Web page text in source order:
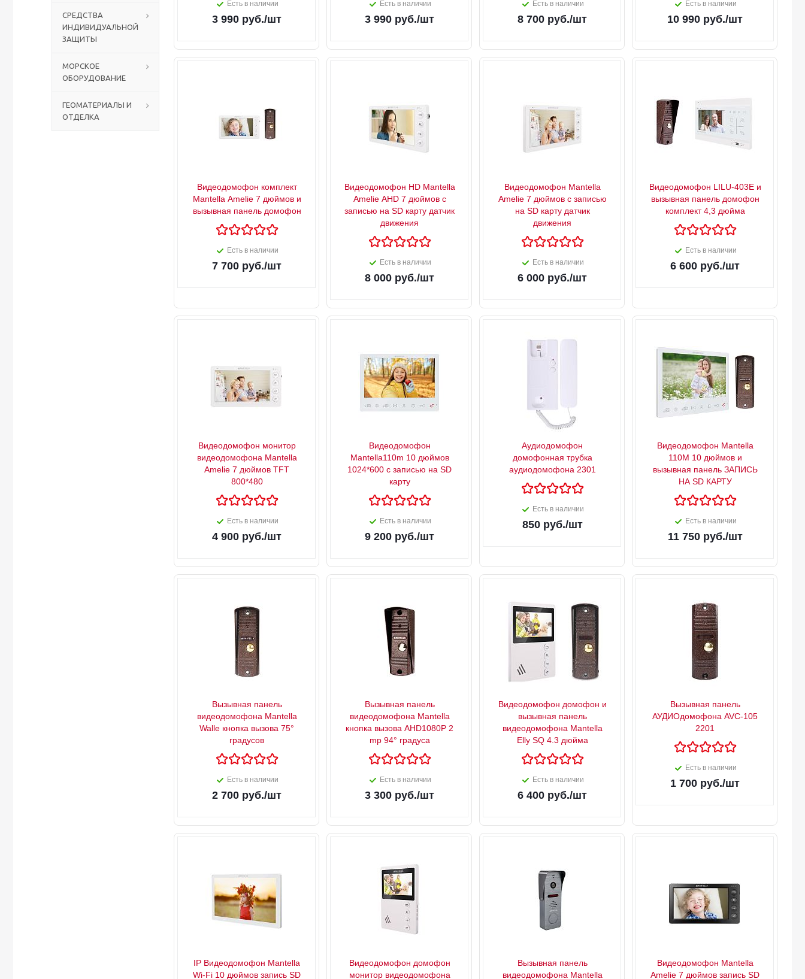
СРЕДСТВА
ИНДИВИДУАЛЬНОЙ
ЗАЩИТЫ
МОРСКОЕ
ОБОРУДОВАНИЕ
ГЕОМАТЕРИАЛЫ И
ОТДЕЛКА
Есть в наличии
3 990 руб./шт
Есть в наличии
3 990 руб./шт
Есть в наличии
8 700 руб./шт
Есть в наличии
10 990 руб./шт
Видеодомофон комплект
Mantella Amelie 7 дюймов и
вызывная панель домофон
Есть в наличии
7 700 руб./шт
Видеодомофон HD Mantella
Amelie AHD 7 дюймов с
записью на SD карту датчик
движения
Есть в наличии
8 000 руб./шт
Видеодомофон Mantella
Amelie 7 дюймов с записью
на SD карту датчик
движения
Есть в наличии
6 000 руб./шт
Видеодомофон LILU-403E и
вызывная панель домофон
комплект 4,3 дюйма
Есть в наличии
6 600 руб./шт
Видеодомофон монитор
видеодомофона Mantella
Amelie 7 дюймов TFT
800*480
Есть в наличии
4 900 руб./шт
Видеодомофон
Mantella110m 10 дюймов
1024*600 с записью на SD
карту
Есть в наличии
9 200 руб./шт
Аудиодомофон
домофонная трубка
аудиодомофона 2301
Есть в наличии
850руб./шт
Видеодомофон Mantella
110M 10 дюймов и
вызывная панель ЗАПИСЬ
НА SD КАРТУ
Есть в наличии
11 750руб./шт
Вызывная панель
видеодомофона Mantella
Walle кнопка вызова 75°
градусов
Есть в наличии
2 700 руб./шт
Вызывная панель
видеодомофона Mantella
кнопка вызова AHD1080P 2
mp 94° градуса
Есть в наличии
3 300 руб./шт
Видеодомофон домофон и
вызывная панель
видеодомофона Mantella
Elly SQ 4.3 дюйма
Есть в наличии
6 400 руб./шт
Вызывная панель
АУДИОдомофона AVC-105
2201
Есть в наличии
1 700 руб./шт
IP Видеодомофон Mantеlla
Wi-Fi 10 дюймов запись SD
Видеодомофон домофон
монитор видеодомофона
Вызывная панель
видеодомофона Mantella
Видеодомофон Mantella
Amelie 7 дюймов запись SD
Столы с лавками
Биометрические терминалы
Аккумуляторы аккумуляторные батареи для ИБП